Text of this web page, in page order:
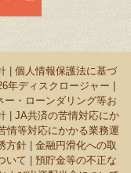
個人情報保護法に基づ
年ディスクロージャー
ー・ローンダリング等お
| JA共済の苦情対応にか
情等対応にかかる業務運
方針
金融円滑化への取
いて
預貯金等の不正な